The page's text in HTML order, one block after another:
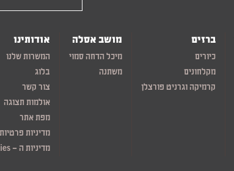
ברזים
כיורים
מקלחונים
קרמיקה וגרניט פורצלן
מושב אסלה
מיכל הדחה סמוי
משתנה
אודותינו
המשרות שלנו
בלוג
צור קשר
אולמות תצוגה
מפת אתר
מדיניות פרטיות
מדיניות ה – Cookies